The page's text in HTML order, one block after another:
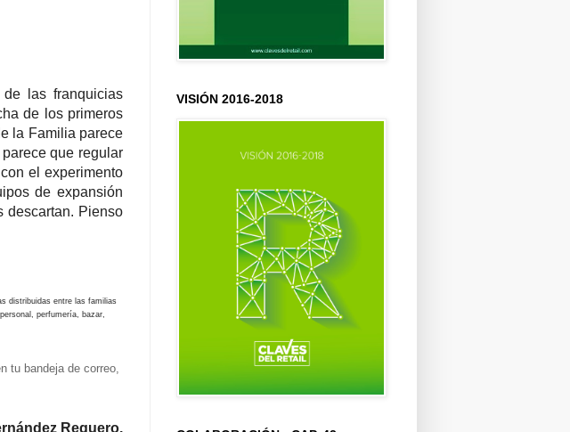
las franquicias
de los primeros
la Familia parece
que regular
el experimento
de expansión
descartan. Pienso
distribuidas entre las familias
perfumería, bazar,
tu bandeja de correo,
Reguero.
VISIÓN 2016-2018